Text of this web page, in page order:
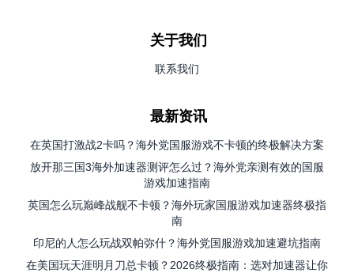
关于我们
联系我们
最新资讯
在英国打激战2卡吗？海外党国服游戏不卡顿的终极解决方案
放开那三国3海外加速器测评怎么过？海外党亲测有效的国服
游戏加速指南
英国怎么玩巅峰战舰不卡顿？海外玩家国服游戏加速器终极指
南
印尼的人怎么玩战双帕弥什？海外党国服游戏加速避坑指南
在美国玩天涯明月刀总卡顿？2026终极指南：选对加速器让你